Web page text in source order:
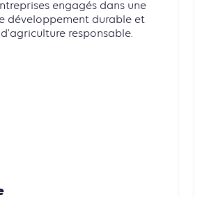
engagés dans une
développement durable et
responsable.